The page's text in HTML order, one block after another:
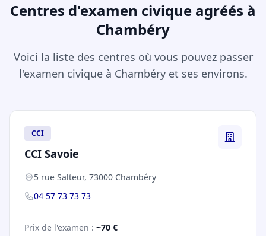
Centres d'examen civique agréés à
Chambéry
Voici la liste des centres où vous pouvez passer
l'examen civique à Chambéry et ses environs.
CCI
CCI Savoie
5 rue Salteur, 73000 Chambéry
04 57 73 73 73
Prix de l'examen : ~70 €